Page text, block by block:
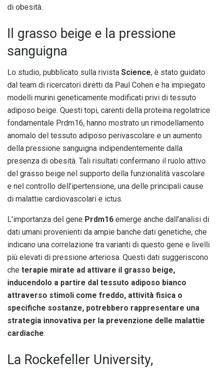
di obesità.
Il grasso beige e la pressione
sanguigna
Lo studio, pubblicato sulla rivista Science, è stato guidato
dal team di ricercatori diretti da Paul Cohen e ha impiegato
modelli murini geneticamente modificati privi di tessuto
adiposo beige. Questi topi, carenti della proteina regolatrice
fondamentale Prdm16, hanno mostrato un rimodellamento
anomalo del tessuto adiposo perivascolare e un aumento
della pressione sanguigna indipendentemente dalla
presenza di obesità. Tali risultati confermano il ruolo attivo
del grasso beige nel supporto della funzionalità vascolare
e nel controllo dell’ipertensione, una delle principali cause
di malattie cardiovascolari e ictus.
L’importanza del gene Prdm16 emerge anche dall’analisi di
dati umani provenienti da ampie banche dati genetiche, che
indicano una correlazione tra varianti di questo gene e livelli
più elevati di pressione arteriosa. Questi dati suggeriscono
che terapie mirate ad attivare il grasso beige,
inducendolo a partire dal tessuto adiposo bianco
attraverso stimoli come freddo, attività fisica o
specifiche sostanze, potrebbero rappresentare una
strategia innovativa per la prevenzione delle malattie
cardiache.
La Rockefeller University,